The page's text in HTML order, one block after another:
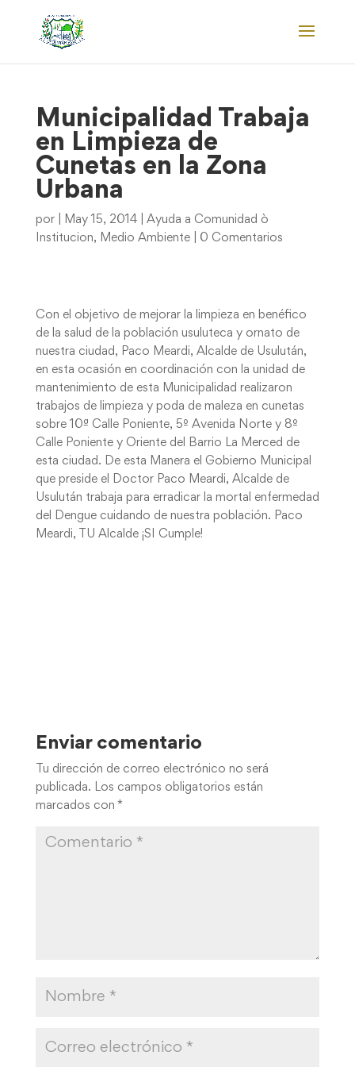
Municipalidad Trabaja
en Limpieza de
Cunetas en la Zona
Urbana
por May 15, 2014| Ayuda a Comunidad ò
Institucion, Medio Ambiente| 0 Comentarios
Con el objetivo de mejorar la limpieza en benéfico
de la salud de la población usuluteca y ornato de
nuestra ciudad, Paco Meardi, Alcalde de Usulután,
en esta ocasión en coordinación con la unidad de
mantenimiento de esta Municipalidad realizaron
trabajos de limpieza y poda de maleza en cunetas
sobre 10ª Calle Poniente, 5º Avenida Norte y 8º
Calle Poniente y Oriente del Barrio La Merced de
esta ciudad. De esta Manera el Gobierno Municipal
que preside el Doctor Paco Meardi, Alcalde de
Usulután trabaja para erradicar la mortal enfermedad
del Dengue cuidando de nuestra población. Paco
Meardi, TU Alcalde ¡SI Cumple!
Enviar comentario
Tu dirección de correo electrónico no será
publicada. Los campos obligatorios están
marcados con *